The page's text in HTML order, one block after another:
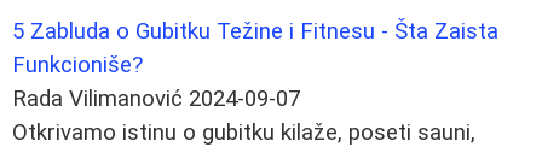
5 Zabluda o Gubitku Težine i Fitnesu - Šta Zaista
Funkcioniše?
Rada Vilimanović 2024-09-07
Otkrivamo istinu o gubitku kilaže, poseti sauni,